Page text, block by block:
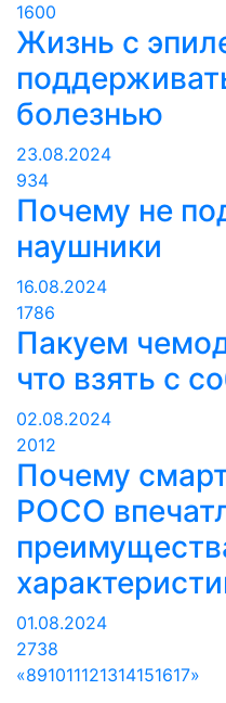
1600
Жизнь с
болезнью
23.08.2024
934
Почему не
наушники
16.08.2024
1786
Пакуем
что взять с
02.08.2024
2012
Почему
POCO
01.08.2024
2738
«891011121314151617»